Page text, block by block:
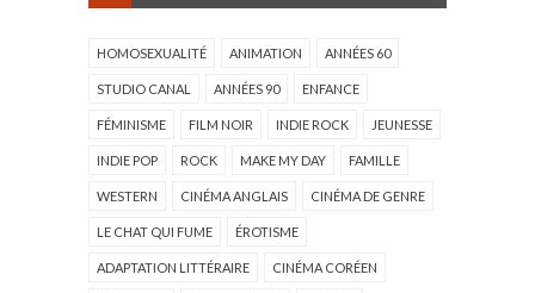
HOMOSEXUALITÉ ANIMATION ANNÉES 60
STUDIO CANAL ANNÉES 90 ENFANCE
FÉMINISME FILM NOIR INDIE ROCK JEUNESSE
INDIE POP ROCK MAKE MY DAY FAMILLE
WESTERN CINÉMA ANGLAIS CINÉMA DE GENRE
LE CHAT QUI FUME ÉROTISME
ADAPTATION LITTÉRAIRE CINÉMA CORÉEN